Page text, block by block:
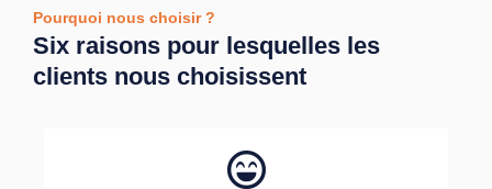
Pourquoi nous choisir ?
Six raisons pour lesquelles les
clients nous choisissent